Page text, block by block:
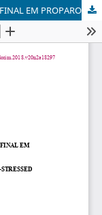
A PERCEPÇÃO DA VOGAL POSTÔNICA NÃO FINAL EM PROPAROXÍTONAS